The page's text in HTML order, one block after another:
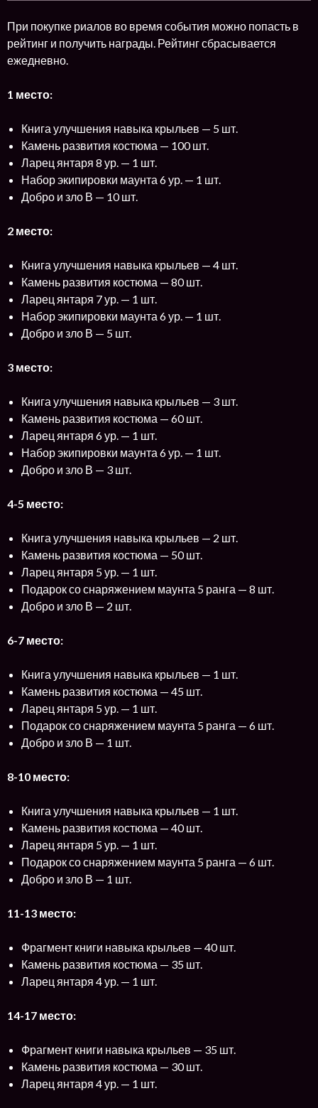
При покупке риалов во время события можно попасть в
рейтинг и получить награды. Рейтинг сбрасывается
ежедневно.
1 место:
Книга улучшения навыка крыльев — 5 шт.
Камень развития костюма — 100 шт.
Ларец янтаря 8 ур. — 1 шт.
Набор экипировки маунта 6 ур. — 1 шт.
Добро и зло В — 10 шт.
2 место:
Книга улучшения навыка крыльев — 4 шт.
Камень развития костюма — 80 шт.
Ларец янтаря 7 ур. — 1 шт.
Набор экипировки маунта 6 ур. — 1 шт.
Добро и зло В — 5 шт.
3 место:
Книга улучшения навыка крыльев — 3 шт.
Камень развития костюма — 60 шт.
Ларец янтаря 6 ур. — 1 шт.
Набор экипировки маунта 6 ур. — 1 шт.
Добро и зло В — 3 шт.
4-5 место:
Книга улучшения навыка крыльев — 2 шт.
Камень развития костюма — 50 шт.
Ларец янтаря 5 ур. — 1 шт.
Подарок со снаряжением маунта 5 ранга — 8 шт.
Добро и зло В — 2 шт.
6-7 место:
Книга улучшения навыка крыльев — 1 шт.
Камень развития костюма — 45 шт.
Ларец янтаря 5 ур. — 1 шт.
Подарок со снаряжением маунта 5 ранга — 6 шт.
Добро и зло В — 1 шт.
8-10 место:
Книга улучшения навыка крыльев — 1 шт.
Камень развития костюма — 40 шт.
Ларец янтаря 5 ур. — 1 шт.
Подарок со снаряжением маунта 5 ранга — 6 шт.
Добро и зло В — 1 шт.
11-13 место:
Фрагмент книги навыка крыльев — 40 шт.
Камень развития костюма — 35 шт.
Ларец янтаря 4 ур. — 1 шт.
14-17 место:
Фрагмент книги навыка крыльев — 35 шт.
Камень развития костюма — 30 шт.
Ларец янтаря 4 ур. — 1 шт.